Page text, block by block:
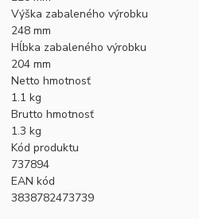
Výška zabaleného výrobku
248 mm
Hĺbka zabaleného výrobku
204 mm
Netto hmotnosť
1.1 kg
Brutto hmotnosť
1.3 kg
Kód produktu
737894
EAN kód
3838782473739